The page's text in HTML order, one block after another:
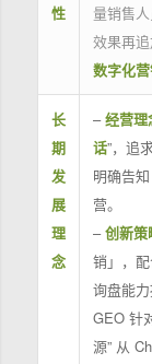
性
量销售
效果再
数字化
长
期
发
展
理
念
–经营理
话”，追
明确告
营。
–创新策
销」，
询盘能
GEO 针
源” 从